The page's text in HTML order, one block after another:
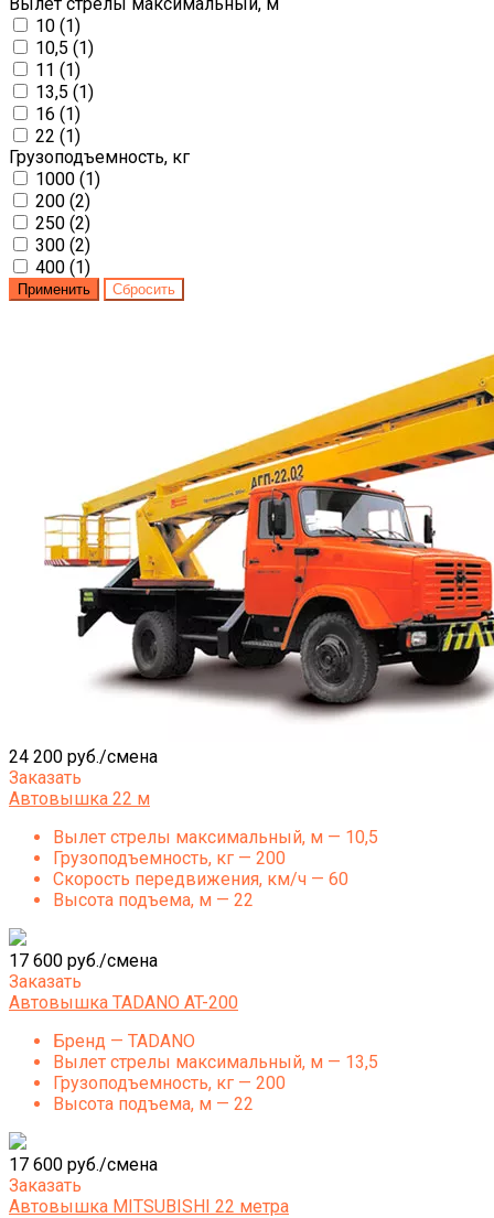
10 (1)
10,5 (1)
11 (1)
13,5 (1)
16 (1)
22 (1)
Грузоподъемность, кг
1000 (1)
200 (2)
250 (2)
300 (2)
400 (1)
24 200 руб./смена
Заказать
Автовышка 22 м
Вылет стрелы максимальный, м — 10,5
Грузоподъемность, кг — 200
Скорость передвижения, км/ч — 60
Высота подъема, м — 22
17 600 руб./смена
Заказать
Автовышка TADANO AT-200
Бренд — TADANO
Вылет стрелы максимальный, м — 13,5
Грузоподъемность, кг — 200
Высота подъема, м — 22
17 600 руб./смена
Заказать
Автовышка MITSUBISHI 22 метра